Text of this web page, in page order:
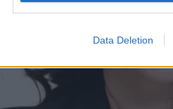
Data Deletion